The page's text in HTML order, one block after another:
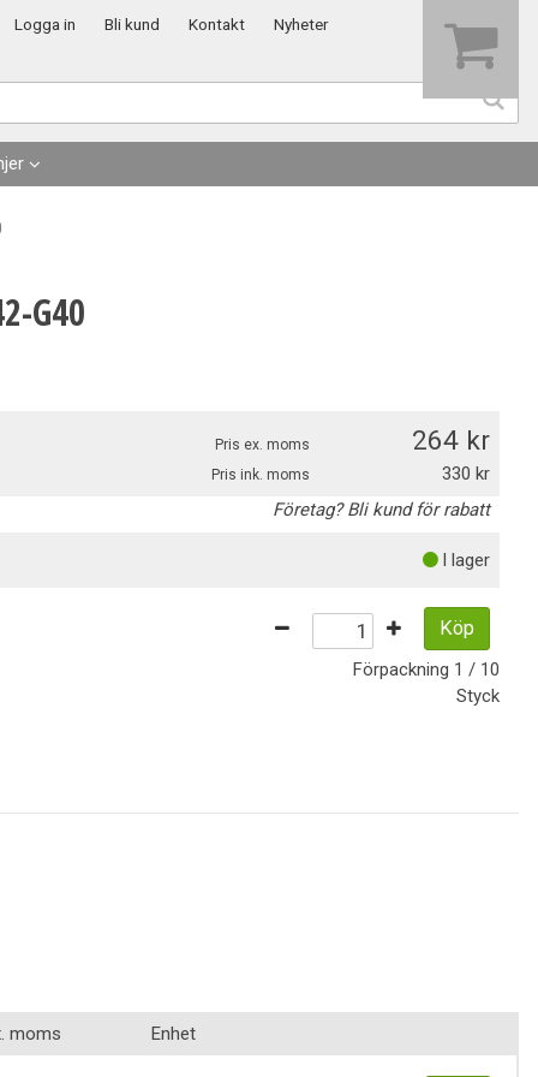
Logga in Bli kund Kontakt Nyheter
G40
Pris ex. moms 264
Pris ink. moms
330
Företag? Bli kund för rabatt
I lager
Köp
Förpackning 1 / 10
Styck
moms Enhet